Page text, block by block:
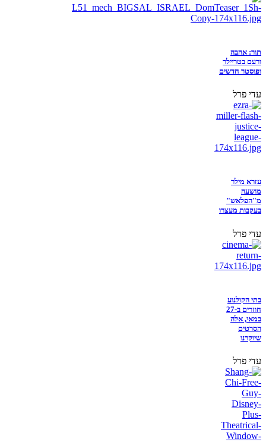
תור: אהבה
ורעם בטריילר
ופוסטר חדשים
עדי פרל
עזרא מילר
מושעה
מ"הפלאש"
בעקבות מעצרו
עדי פרל
בתי הקולנוע
חוזרים ב-27
במאי, אלה
הסרטים
שיוקרנו
עדי פרל